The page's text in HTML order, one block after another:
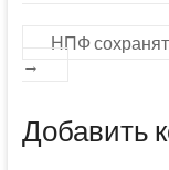
НПФ
→
Добавить